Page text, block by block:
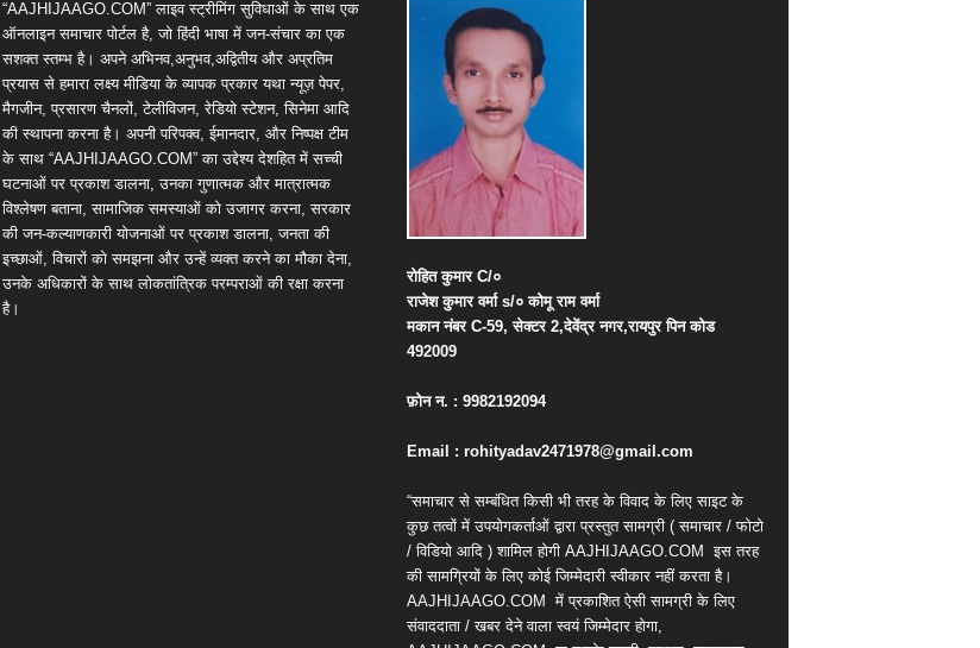
“AAJHIJAAGO.COM” लाइव स्ट्रीमिंग सुविधाओं के साथ एक
ऑनलाइन समाचार पोर्टल है, जो हिंदी भाषा में जन-संचार का एक
सशक्त स्तम्भ है। अपने अभिनव,अनुभव,अद्वितीय और अप्रतिम
प्रयास से हमारा लक्ष्य मीडिया के व्यापक प्रकार यथा न्यूज़ पेपर,
मैगजीन, प्रसारण चैनलों, टेलीविजन, रेडियो स्टेशन, सिनेमा आदि
की स्थापना करना है। अपनी परिपक्व, ईमानदार, और निष्पक्ष टीम
के साथ “AAJHIJAAGO.COM” का उद्देश्य देशहित में सच्ची
घटनाओं पर प्रकाश डालना, उनका गुणात्मक और मात्रात्मक
विश्लेषण बताना, सामाजिक समस्याओं को उजागर करना, सरकार
की जन-कल्याणकारी योजनाओं पर प्रकाश डालना, जनता की
इच्छाओं, विचारों को समझना और उन्हें व्यक्त करने का मौका देना,
उनके अधिकारों के साथ लोकतांत्रिक परम्पराओं की रक्षा करना
है।
रोहित कुमारC/०
राजेश कुमार वर्माs/० कोमू राम वर्मा
मकान नंबरC-59,सेक्टर2,देवेंद्र नगर,रायपुर पिन कोड
492009
फ़ोन न. : 9982192094
Email : rohityadav2471978@gmail.com
“समाचार से सम्बंधित किसी भी तरह के विवाद के लिए साइट के
कुछ तत्वों में उपयोगकर्ताओं द्वारा प्रस्तुत सामग्री ( समाचार / फोटो
/ विडियो आदि ) शामिल होगी AAJHIJAAGO.COM इस तरह
की सामग्रियों के लिए कोई जिम्मेदारी स्वीकार नहीं करता है।
AAJHIJAAGO.COM में प्रकाशित ऐसी सामग्री के लिए
संवाददाता / खबर देने वाला स्वयं जिम्मेदार होगा,